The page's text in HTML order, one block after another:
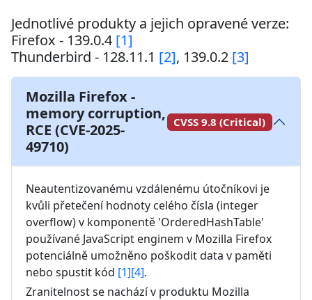
Jednotlivé produkty a jejich opravené verze:
Firefox - 139.0.4 [1]
Thunderbird - 128.11.1 [2], 139.0.2 [3]
Mozilla Firefox -
memory corruption,
RCE (CVE-2025-
49710)
CVSS 9.8 (Critical)
Neautentizovanému vzdálenému útočníkovi je
kvůli přetečení hodnoty celého čísla (integer
overflow) v komponentě 'OrderedHashTable'
používané JavaScript enginem v Mozilla Firefox
potenciálně umožněno poškodit data v paměti
nebo spustit kód [1][4].
Zranitelnost se nachází v produktu Mozilla